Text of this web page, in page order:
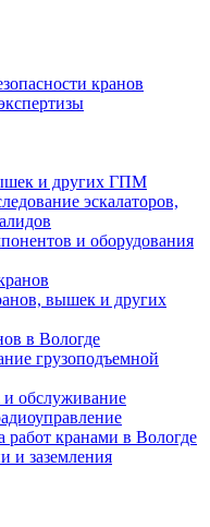
кранов
и других ГПМ
эскалаторов,
и оборудования
вышек и других
в Вологде
грузоподъемной
обслуживание
кранами в Вологде
и заземления